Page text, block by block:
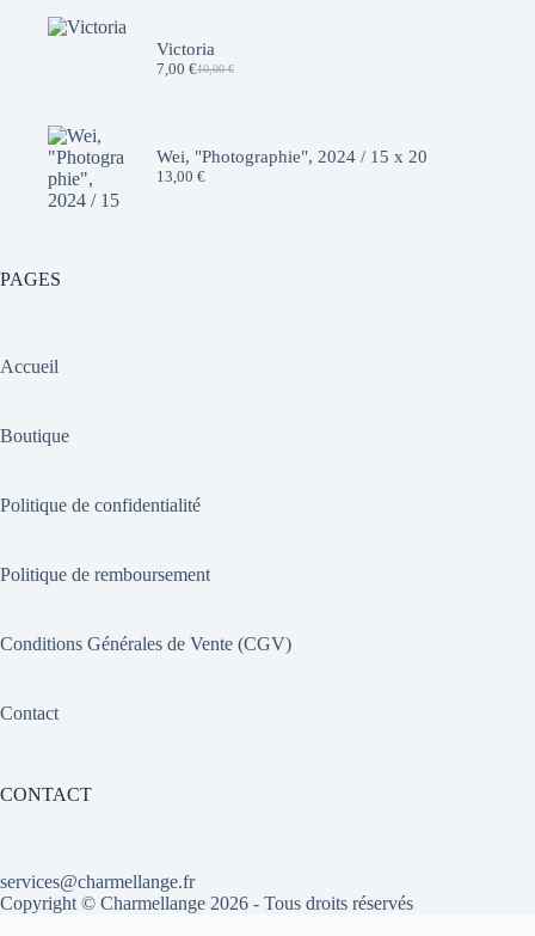
10,00 €.
7,00 €.
Victoria
10,00€
Le
10,00 €.
7,00 €Le
7,00 €.
Wei, "Photographie", 2024 / 15 x 20
13,00 €
PAGES
Accueil
Boutique
Politique de confidentialité
Politique de remboursement
Conditions Générales de Vente (CGV)
Contact
CONTACT
services@charmellange.fr
Copyright © Charmellange 2026 - Tous droits réservés